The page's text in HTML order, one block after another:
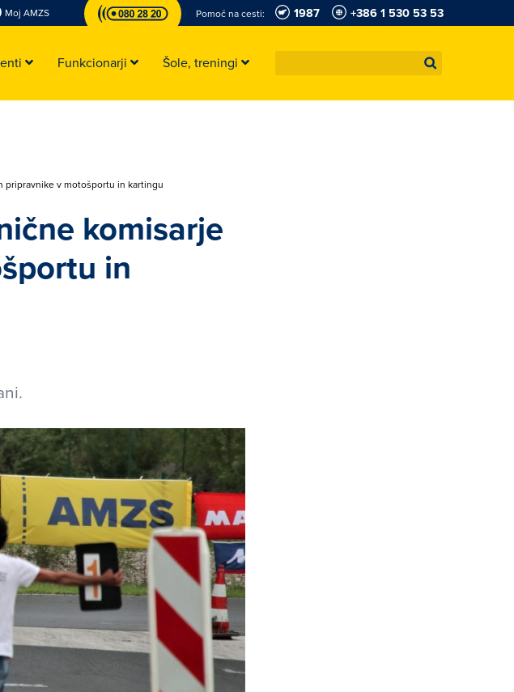
Moj AMZS Pomoč na cesti: 1987 +386 1 530 53 53
Funkcionarji Šole, treningi
pripravnike v motošportu in kartingu
komisarje
in